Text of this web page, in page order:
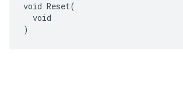
void Reset(
  void
)